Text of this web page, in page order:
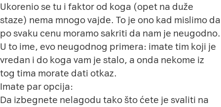
Ukorenio se tu i faktor od koga (opet na duže
staze) nema mnogo vajde. To je ono kad mislimo da
po svaku cenu moramo sakriti da nam je neugodno.
U to ime, evo neugodnog primera: imate tim koji je
vredan i do koga vam je stalo, a onda nekome iz
tog tima morate dati otkaz.
Imate par opcija:
Da izbegnete nelagodu tako što ćete je svaliti na